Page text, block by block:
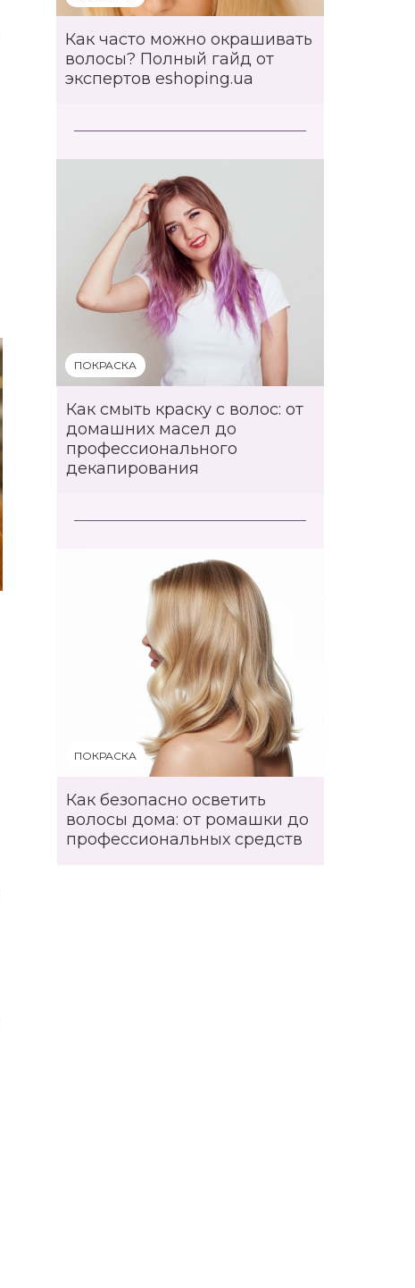
Как часто можно окрашивать
волосы? Полный гайд от
экспертов eshoping.ua
ПОКРАСКА
Как смыть краску с волос: от
домашних масел до
профессионального
декапирования
ПОКРАСКА
Как безопасно осветить
волосы дома: от ромашки до
профессиональных средств